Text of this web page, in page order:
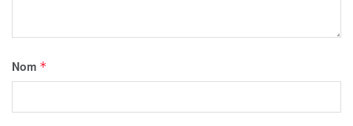
Nom *